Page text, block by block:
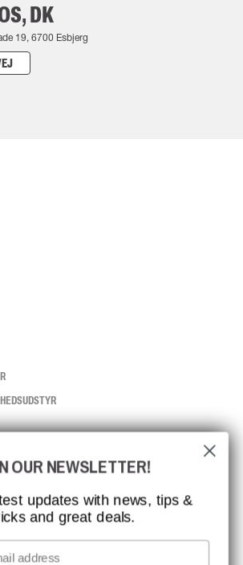
DK
19, 6700 Esbjerg
OUR NEWSLETTER!
updates with news, tips &
and great deals.